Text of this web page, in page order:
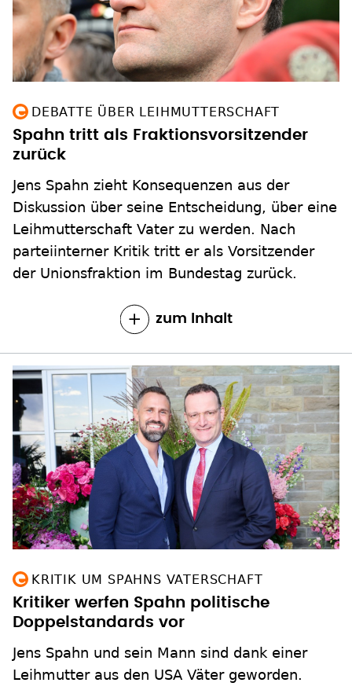
DEBATTE ÜBER LEIHMUTTERSCHAFT
Spahn tritt als Fraktionsvorsitzender
zurück
Jens Spahn zieht Konsequenzen aus der
Diskussion über seine Entscheidung, über eine
Leihmutterschaft Vater zu werden. Nach
parteiinterner Kritik tritt er als Vorsitzender
der Unionsfraktion im Bundestag zurück.
zum Inhalt
KRITIK UM SPAHNS VATERSCHAFT
Kritiker werfen Spahn politische
Doppelstandards vor
Jens Spahn und sein Mann sind dank einer
Leihmutter aus den USA Väter geworden.